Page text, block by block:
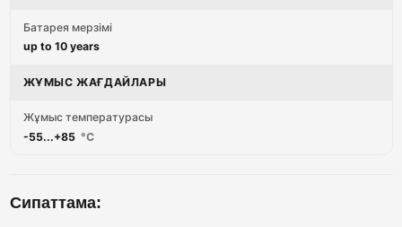
Батарея мерзімі
up to 10 years
ЖҰМЫС ЖАҒДАЙЛАРЫ
Жұмыс температурасы
-55...+85 °C
Сипаттама: